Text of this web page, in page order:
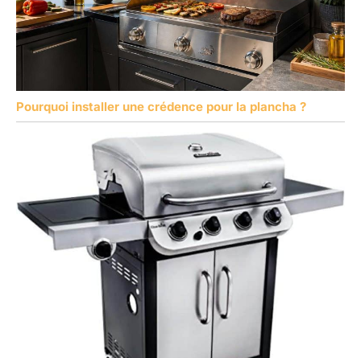
Pourquoi installer une crédence pour la plancha ?